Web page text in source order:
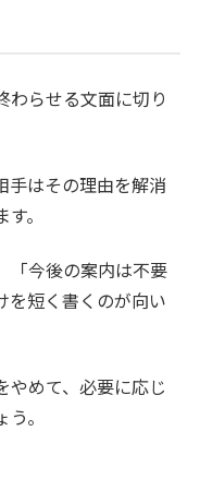
わらせる文面に切り
手はその理由を解消
。
「今後の案内は不要
を短く書くのが向い
やめて、必要に応じ
。